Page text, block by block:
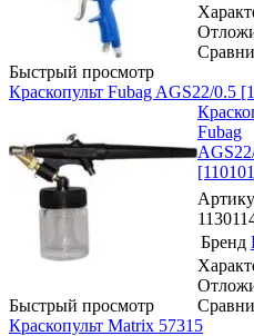
Быстрый просмотр
Краскопульт Fubag AGS22/0.5
Быстрый просмотр
Fubag
Бренд
Краскопульт Matrix 57315